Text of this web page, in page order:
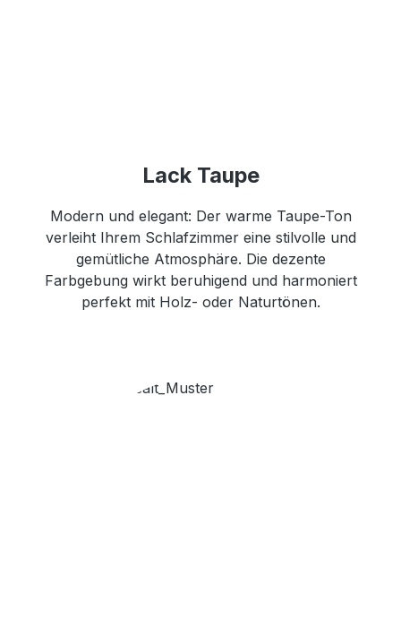
Lack Taupe
Modern und elegant: Der warme Taupe-Ton
verleiht Ihrem Schlafzimmer eine stilvolle und
gemütliche Atmosphäre. Die dezente
Farbgebung wirkt beruhigend und harmoniert
perfekt mit Holz- oder Naturtönen.